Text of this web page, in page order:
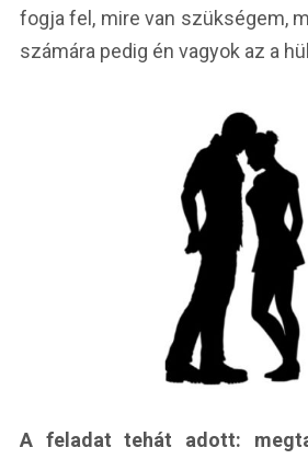
fogja fel, mire van szükségem,
számára pedig én vagyok az a
A feladat tehát adott: